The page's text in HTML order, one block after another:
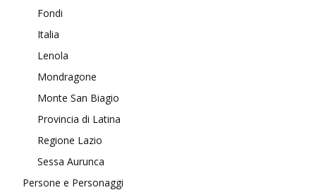
Fondi
Italia
Lenola
Mondragone
Monte San Biagio
Provincia di Latina
Regione Lazio
Sessa Aurunca
Persone e Personaggi